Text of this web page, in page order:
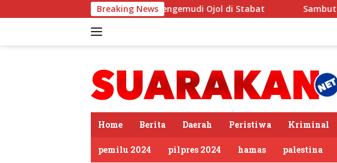
ke
Breaking News
Ngopi Bareng Pengemudi Ojol di Stabat Sambut HUT RI Ke-81,
Home Berita Daerah Peristiwa Kriminal
pemilu 2024 pilpres 2024 hamas palestina